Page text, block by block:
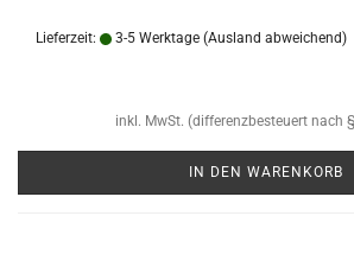
Lieferzeit: 3-5 Werktage (Ausland abweichend)
inkl. MwSt. (differenzbesteuert nach
IN DEN WARENKORB